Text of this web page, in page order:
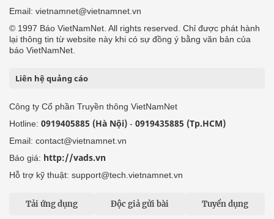
Email: vietnamnet@vietnamnet.vn
© 1997 Báo VietNamNet. All rights reserved. Chỉ được phát hành
lại thông tin từ website này khi có sự đồng ý bằng văn bản của
báo VietNamNet.
Liên hệ quảng cáo
Công ty Cổ phần Truyền thông VietNamNet
Hotline: 0919405885 (Hà Nội) - 0919435885 (Tp.HCM)
Email: contact@vietnamnet.vn
Báo giá: http://vads.vn
Hỗ trợ kỹ thuật: support@tech.vietnamnet.vn
Tải ứng dụng Độc giả gửi bài Tuyển dụng